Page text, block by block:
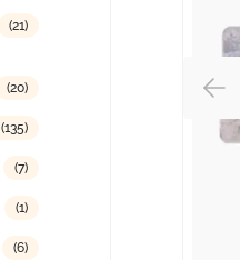
(21)
(20)
(135)
(7)
(1)
(6)